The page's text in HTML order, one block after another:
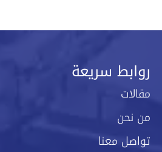
روابط سريعة
مقالات
من نحن
تواصل معنا